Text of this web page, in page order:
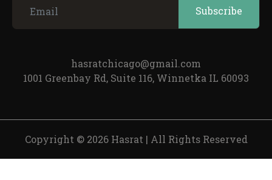
hasratchicago@gmail.com
1001 Greenbay Rd, Suite 116, Winnetka IL 60093
Copyright © 2026 Hasrat | All Rights Reserved